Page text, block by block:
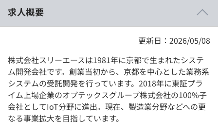
法人向けプラン
契約内容・クーポン
求人概要
更新日：2026/05/08
株式会社スリーエースは1981年に京都で生まれたシステ
ム開発会社です。創業当初から、京都を中心とした業務系
システムの受託開発を行っています。2018年に東証プラ
イム上場企業のオプテックスグループ株式会社の100%子
会社としてIoT分野に進出。現在、製造業分野などへの更
なる事業拡大を目指しています。